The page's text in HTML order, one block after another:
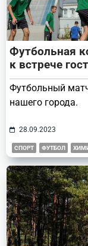
Футбольная
к встрече
Футбольный
нашего города.
28.09.2023
СПОРТ ФУТБОЛ